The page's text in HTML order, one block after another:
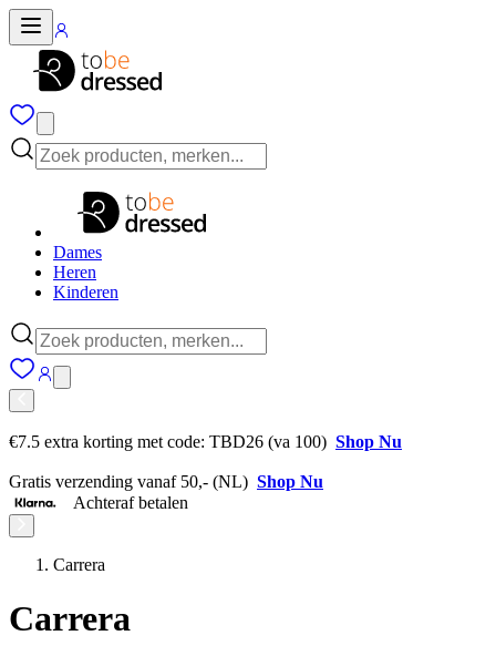
Dames
Heren
Kinderen
€7.5 extra korting met code: TBD26 (va 100) Shop Nu
Gratis verzending vanaf 50,- (NL) Shop Nu
Achteraf betalen
Carrera
Carrera